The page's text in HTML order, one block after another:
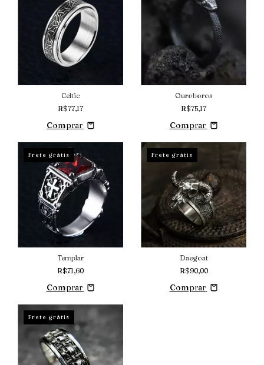
Celtic
R$77,17
Comprar
Ouroboros
R$75,17
Comprar
Frete grátis
Templar
R$71,60
Comprar
Frete grátis
Daegoat
R$90,00
Comprar
Frete grátis